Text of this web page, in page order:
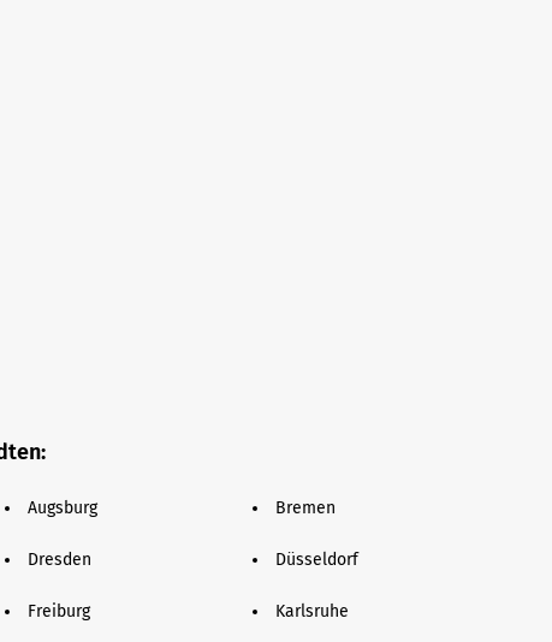
Augsburg Bremen
Dresden Düsseldorf
Freiburg Karlsruhe